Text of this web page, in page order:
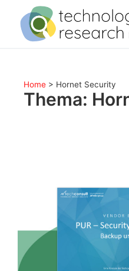
Home > Hornet Security
Thema: